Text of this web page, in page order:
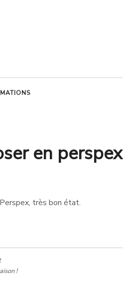
en perspex
très bon état.
!